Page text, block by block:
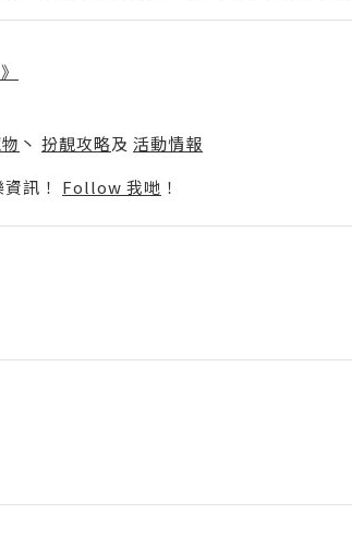
丶 扮靚攻略及 活動情報
訊！ Follow 我哋 ！